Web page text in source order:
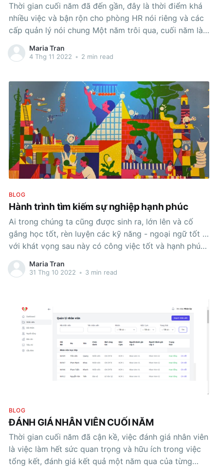
Thời gian cuối năm đã đến gần, đây là thời điểm khá
nhiều việc và bận rộn cho phòng HR nói riêng và các
cấp quản lý nói chung Một năm trôi qua, cuối năm là
thời điểm đánh giá để xem xét, phản hồi, ghi nhận và
trao thưởng,
Maria Tran
4 Thg 11 2022 • 2 min read
BLOG
Hành trình tìm kiếm sự nghiệp hạnh phúc
Ai trong chúng ta cũng được sinh ra, lớn lên và cố
gắng học tốt, rèn luyện các kỹ năng - ngoại ngữ tốt …
với khát vọng sau này có công việc tốt và hạnh phúc
đủ đầy. Vậy một công việc như thế nào được gọi là
hạnh phúc? Trong
Maria Tran
31 Thg 10 2022 • 3 min read
BLOG
ĐÁNH GIÁ NHÂN VIÊN CUỐI NĂM
Thời gian cuối năm đã cận kề, việc đánh giá nhân viên
là việc làm hết sức quan trọng và hữu ích trong việc
tổng kết, đánh giá kết quả một năm qua của từng